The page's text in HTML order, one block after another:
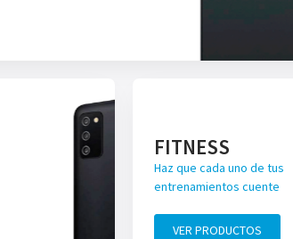
FITNESS
Haz que cada uno de tus
entrenamientos cuente
VER PRODUCTOS